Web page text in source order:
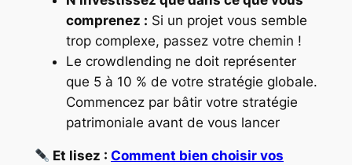
comprenez : Si un projet vous semble
trop complexe, passez votre chemin !
Le crowdlending ne doit représenter
que 5 à 10 % de votre stratégie globale.
Commencez par bâtir votre stratégie
patrimoniale avant de vous lancer
Et lisez : Comment bien choisir vos